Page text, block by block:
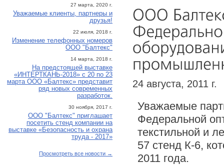
27 марта, 2020 г.
Уважаемые клиенты, партнеры и
друзья!
22 июля, 2018 г.
Изменение телефонных номеров
ООО "Балтекс"
14 марта, 2018 г.
На предстоящей выставке
«ИНТЕРТКАНЬ-2018» с 20 по 23
марта ООО «Балтекс» представит
ряд новых современных
разработок.
30 ноября, 2017 г.
ООО "Балтекс" приглашает
посетить стенд компании на
выставке «Безопасность и охрана
труда - 2017»
Просмотреть все новости →
24 августа, 2011 г.
Уважаемые
Федеральной
текстильной и
57 стенд К-6,
2011 года.